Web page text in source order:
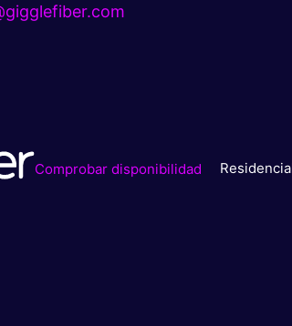
Comprobar disponibilidad